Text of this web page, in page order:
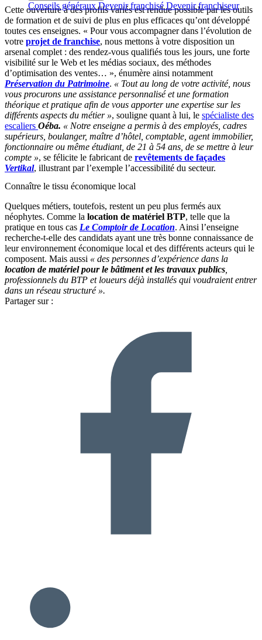
Conseils généraux Devenir franchisé Devenir franchiseur
Cette ouverture à des profils variés est rendue possible par les outils
de formation et de suivi de plus en plus efficaces qu’ont développé
toutes ces enseignes. « Pour vous accompagner dans l’évolution de
votre projet de franchise, nous mettons à votre disposition un
arsenal complet : des rendez-vous qualifiés tous les jours, une forte
visibilité sur le Web et les médias sociaux, des méthodes
d’optimisation des ventes… », énumère ainsi notamment
Préservation du Patrimoine. « Tout au long de votre activité, nous
vous procurons une assistance personnalisé et une formation
théorique et pratique afin de vous apporter une expertise sur les
différents aspects du métier », souligne quant à lui, le spécialiste des
escaliers Oéba. « Notre enseigne a permis à des employés, cadres
supérieurs, boulanger, maître d’hôtel, comptable, agent immobilier,
fonctionnaire ou même étudiant, de 21 à 54 ans, de se mettre à leur
compte », se félicite le fabricant de revêtements de façades
Vertikal, illustrant par l’exemple l’accessibilité du secteur.
Connaître le tissu économique local
Quelques métiers, toutefois, restent un peu plus fermés aux
néophytes. Comme la location de matériel BTP, telle que la
pratique en tous cas Le Comptoir de Location. Ainsi l’enseigne
recherche-t-elle des candidats ayant une très bonne connaissance de
leur environnement économique local et des différents acteurs qui le
composent. Mais aussi « des personnes d’expérience dans la
location de matériel pour le bâtiment et les travaux publics
professionnels du BTP et loueurs déjà installés qui voudraient entrer
dans un réseau structuré ».
Partager sur :